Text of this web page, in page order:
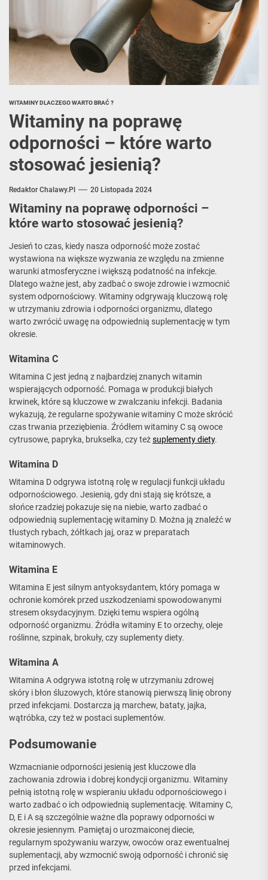
WITAMINY DLACZEGO WARTO BRAĆ ?
Witaminy na poprawę
odporności – które warto
stosować jesienią?
Redaktor Chalawy.pl 20 Listopada 2024
Witaminy na poprawę odporności –
które warto stosować jesienią?
Jesień to czas, kiedy nasza odporność może zostać
wystawiona na większe wyzwania ze względu na zmienne
warunki atmosferyczne i większą podatność na infekcje.
Dlatego ważne jest, aby zadbać o swoje zdrowie i wzmocnić
system odpornościowy. Witaminy odgrywają kluczową rolę
w utrzymaniu zdrowia i odporności organizmu, dlatego
warto zwrócić uwagę na odpowiednią suplementację w tym
okresie.
Witamina C
Witamina C jest jedną z najbardziej znanych witamin
wspierających odporność. Pomaga w produkcji białych
krwinek, które są kluczowe w zwalczaniu infekcji. Badania
wykazują, że regularne spożywanie witaminy C może skrócić
czas trwania przeziębienia. Źródłem witaminy C są owoce
cytrusowe, papryka, brukselka, czy teżsuplementy diety.
Witamina D
Witamina D odgrywa istotną rolę w regulacji funkcji układu
odpornościowego. Jesienią, gdy dni stają się krótsze, a
słońce rzadziej pokazuje się na niebie, warto zadbać o
odpowiednią suplementację witaminy D. Można ją znaleźć w
tłustych rybach, żółtkach jaj, oraz w preparatach
witaminowych.
Witamina E
Witamina E jest silnym antyoksydantem, który pomaga w
ochronie komórek przed uszkodzeniami spowodowanymi
stresem oksydacyjnym. Dzięki temu wspiera ogólną
odporność organizmu. Źródła witaminy E to orzechy, oleje
roślinne, szpinak, brokuły, czy suplementy diety.
Witamina A
Witamina A odgrywa istotną rolę w utrzymaniu zdrowej
skóry i błon śluzowych, które stanowią pierwszą linię obrony
przed infekcjami. Dostarcza ją marchew, bataty, jajka,
wątróbka, czy też w postaci suplementów.
Podsumowanie
Wzmacnianie odporności jesienią jest kluczowe dla
zachowania zdrowia i dobrej kondycji organizmu. Witaminy
pełnią istotną rolę w wspieraniu układu odpornościowego i
warto zadbać o ich odpowiednią suplementację. Witaminy C,
D, E i A są szczególnie ważne dla poprawy odporności w
okresie jesiennym. Pamiętaj o urozmaiconej diecie,
regularnym spożywaniu warzyw, owoców oraz ewentualnej
suplementacji, aby wzmocnić swoją odporność i chronić się
przed infekcjami.